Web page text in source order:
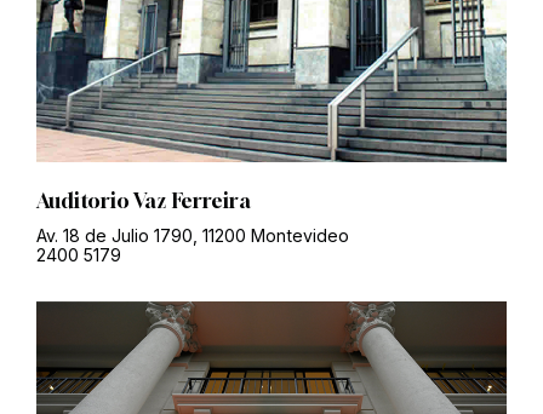
Auditorio Vaz Ferreira
Av. 18 de Julio 1790, 11200 Montevideo
2400 5179